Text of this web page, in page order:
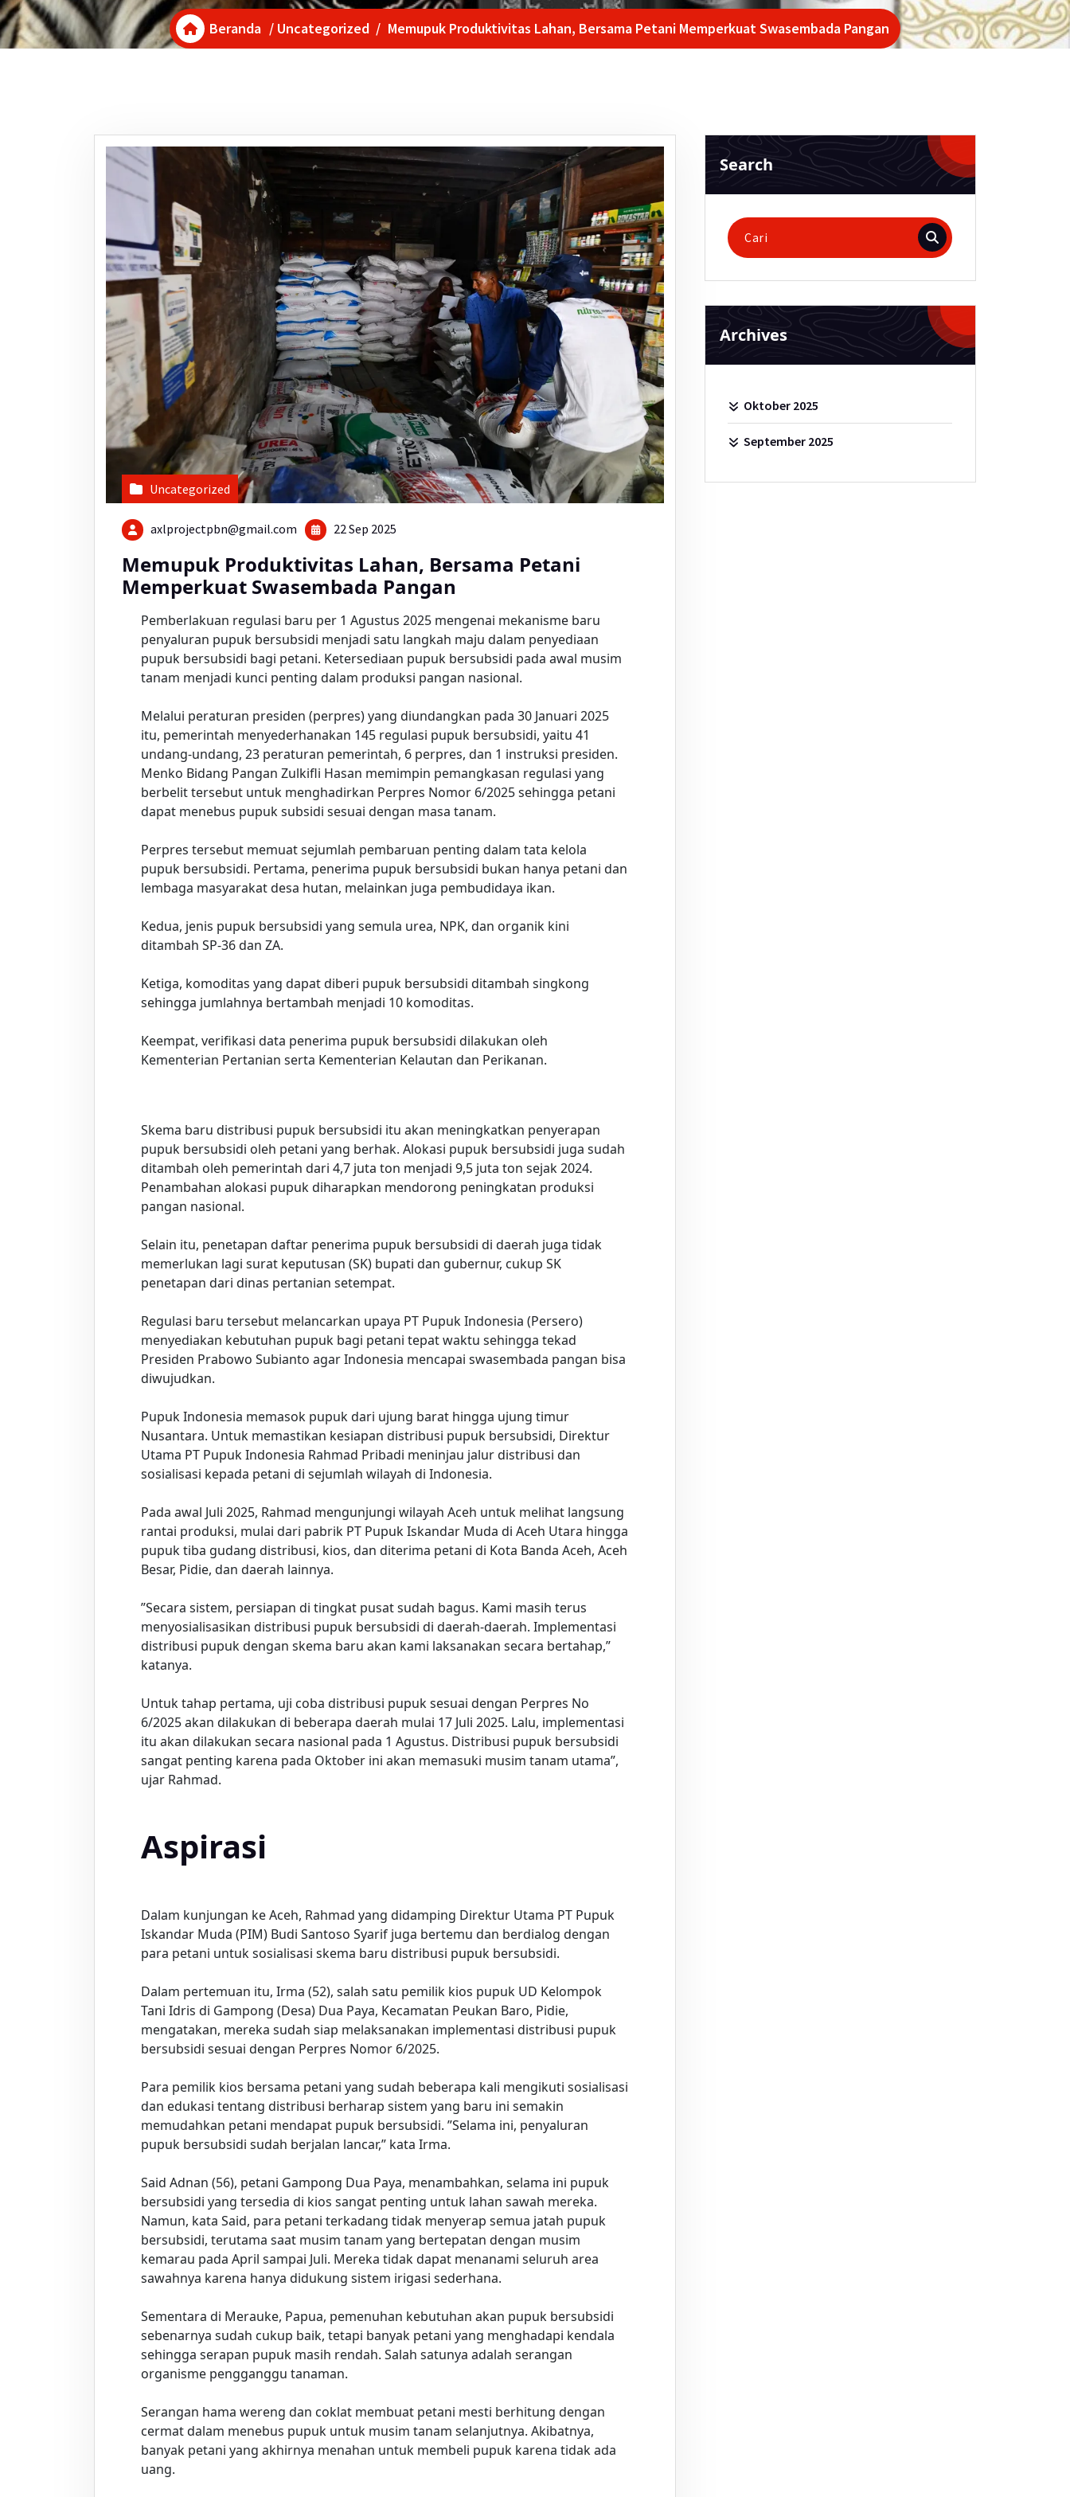
Beranda / Uncategorized/ Memupuk Produktivitas Lahan, Bersama Petani Memperkuat Swasembada Pangan
Uncategorized
axlprojectpbn@gmail.com 22 Sep 2025
Memupuk Produktivitas Lahan, Bersama Petani
Memperkuat Swasembada Pangan
Pemberlakuan regulasi baru per 1 Agustus 2025 mengenai mekanisme baru
penyaluran pupuk bersubsidi menjadi satu langkah maju dalam penyediaan
pupuk bersubsidi bagi petani. Ketersediaan pupuk bersubsidi pada awal musim
tanam menjadi kunci penting dalam produksi pangan nasional.
Melalui peraturan presiden (perpres) yang diundangkan pada 30 Januari 2025
itu, pemerintah menyederhanakan 145 regulasi pupuk bersubsidi, yaitu 41
undang-undang, 23 peraturan pemerintah, 6 perpres, dan 1 instruksi presiden.
Menko Bidang Pangan Zulkifli Hasan memimpin pemangkasan regulasi yang
berbelit tersebut untuk menghadirkan Perpres Nomor 6/2025 sehingga petani
dapat menebus pupuk subsidi sesuai dengan masa tanam.
Perpres tersebut memuat sejumlah pembaruan penting dalam tata kelola
pupuk bersubsidi. Pertama, penerima pupuk bersubsidi bukan hanya petani dan
lembaga masyarakat desa hutan, melainkan juga pembudidaya ikan.
Kedua, jenis pupuk bersubsidi yang semula urea, NPK, dan organik kini
ditambah SP-36 dan ZA.
Ketiga, komoditas yang dapat diberi pupuk bersubsidi ditambah singkong
sehingga jumlahnya bertambah menjadi 10 komoditas.
Keempat, verifikasi data penerima pupuk bersubsidi dilakukan oleh
Kementerian Pertanian serta Kementerian Kelautan dan Perikanan.
Skema baru distribusi pupuk bersubsidi itu akan meningkatkan penyerapan
pupuk bersubsidi oleh petani yang berhak. Alokasi pupuk bersubsidi juga sudah
ditambah oleh pemerintah dari 4,7 juta ton menjadi 9,5 juta ton sejak 2024.
Penambahan alokasi pupuk diharapkan mendorong peningkatan produksi
pangan nasional.
Selain itu, penetapan daftar penerima pupuk bersubsidi di daerah juga tidak
memerlukan lagi surat keputusan (SK) bupati dan gubernur, cukup SK
penetapan dari dinas pertanian setempat.
Regulasi baru tersebut melancarkan upaya PT Pupuk Indonesia (Persero)
menyediakan kebutuhan pupuk bagi petani tepat waktu sehingga tekad
Presiden Prabowo Subianto agar Indonesia mencapai swasembada pangan bisa
diwujudkan.
Pupuk Indonesia memasok pupuk dari ujung barat hingga ujung timur
Nusantara. Untuk memastikan kesiapan distribusi pupuk bersubsidi, Direktur
Utama PT Pupuk Indonesia Rahmad Pribadi meninjau jalur distribusi dan
sosialisasi kepada petani di sejumlah wilayah di Indonesia.
Pada awal Juli 2025, Rahmad mengunjungi wilayah Aceh untuk melihat langsung
rantai produksi, mulai dari pabrik PT Pupuk Iskandar Muda di Aceh Utara hingga
pupuk tiba gudang distribusi, kios, dan diterima petani di Kota Banda Aceh, Aceh
Besar, Pidie, dan daerah lainnya.
”Secara sistem, persiapan di tingkat pusat sudah bagus. Kami masih terus
menyosialisasikan distribusi pupuk bersubsidi di daerah-daerah. Implementasi
distribusi pupuk dengan skema baru akan kami laksanakan secara bertahap,”
katanya.
Untuk tahap pertama, uji coba distribusi pupuk sesuai dengan Perpres No
6/2025 akan dilakukan di beberapa daerah mulai 17 Juli 2025. Lalu, implementasi
itu akan dilakukan secara nasional pada 1 Agustus. Distribusi pupuk bersubsidi
sangat penting karena pada Oktober ini akan memasuki musim tanam utama”,
ujar Rahmad.
Aspirasi
Dalam kunjungan ke Aceh, Rahmad yang didamping Direktur Utama PT Pupuk
Iskandar Muda (PIM) Budi Santoso Syarif juga bertemu dan berdialog dengan
para petani untuk sosialisasi skema baru distribusi pupuk bersubsidi.
Dalam pertemuan itu, Irma (52), salah satu pemilik kios pupuk UD Kelompok
Tani Idris di Gampong (Desa) Dua Paya, Kecamatan Peukan Baro, Pidie,
mengatakan, mereka sudah siap melaksanakan implementasi distribusi pupuk
bersubsidi sesuai dengan Perpres Nomor 6/2025.
Para pemilik kios bersama petani yang sudah beberapa kali mengikuti sosialisasi
dan edukasi tentang distribusi berharap sistem yang baru ini semakin
memudahkan petani mendapat pupuk bersubsidi. ”Selama ini, penyaluran
pupuk bersubsidi sudah berjalan lancar,” kata Irma.
Said Adnan (56), petani Gampong Dua Paya, menambahkan, selama ini pupuk
bersubsidi yang tersedia di kios sangat penting untuk lahan sawah mereka.
Namun, kata Said, para petani terkadang tidak menyerap semua jatah pupuk
bersubsidi, terutama saat musim tanam yang bertepatan dengan musim
kemarau pada April sampai Juli. Mereka tidak dapat menanami seluruh area
sawahnya karena hanya didukung sistem irigasi sederhana.
Sementara di Merauke, Papua, pemenuhan kebutuhan akan pupuk bersubsidi
sebenarnya sudah cukup baik, tetapi banyak petani yang menghadapi kendala
sehingga serapan pupuk masih rendah. Salah satunya adalah serangan
organisme pengganggu tanaman.
Serangan hama wereng dan coklat membuat petani mesti berhitung dengan
cermat dalam menebus pupuk untuk musim tanam selanjutnya. Akibatnya,
banyak petani yang akhirnya menahan untuk membeli pupuk karena tidak ada
uang.
Search
Pencarian
untuk:
Archives
Oktober 2025
September 2025